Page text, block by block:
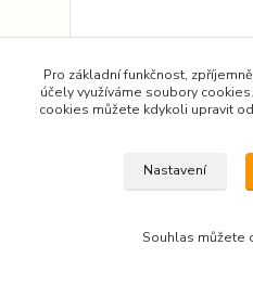
Sádrový odlitek bysta
Powertexem, pro výrobu
jiné sochařské tvoření.
Powertexem jak pro
lektorskou činnost.
145,00 Kč
Přidat
Pro základní funkčnost,
účely využíváme soubory
cookies můžete kdykoli upravit
Nastavení
Souhlas můžete